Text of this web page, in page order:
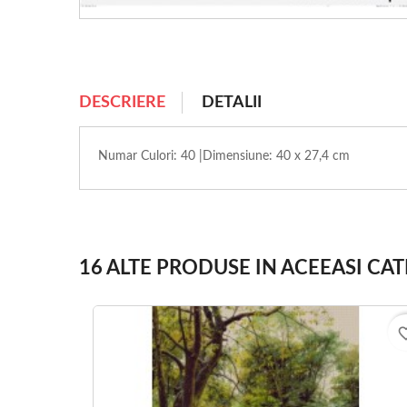
DESCRIERE DETALII
Numar Culori: 40 |Dimensiune: 40 x 27,4 cm
16 ALTE PRODUSE IN ACEEASI